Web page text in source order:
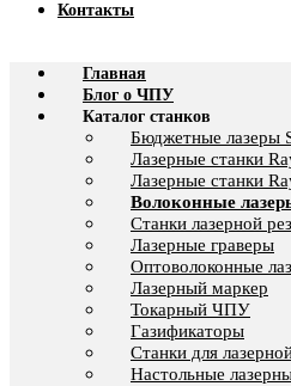
Контакты
Главная
Блог о ЧПУ
Каталог станков
Бюджетные лазеры
Лазерные станки
Лазерные станки
Волоконные
Станки лазерной
Лазерные граверы
Оптоволоконные
Лазерный маркер
Токарный ЧПУ
Газификаторы
Cтанки для
Настольные